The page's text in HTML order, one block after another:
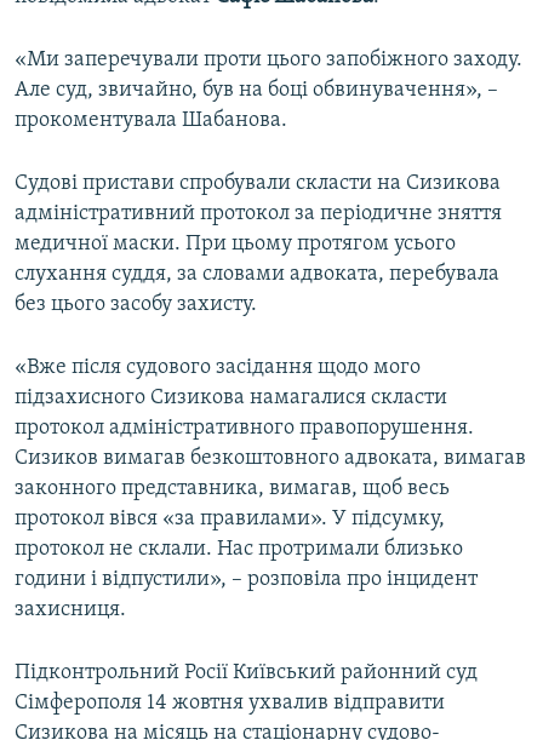
«Ми заперечували проти цього запобіжного заходу.
Але суд, звичайно, був на боці обвинувачення», –
прокоментувала Шабанова.
Судові пристави спробували скласти на Сизикова
адміністративний протокол за періодичне зняття
медичної маски. При цьому протягом усього
слухання суддя, за словами адвоката, перебувала
без цього засобу захисту.
«Вже після судового засідання щодо мого
підзахисного Сизикова намагалися скласти
протокол адміністративного правопорушення.
Сизиков вимагав безкоштовного адвоката, вимагав
законного представника, вимагав, щоб весь
протокол вівся «за правилами». У підсумку,
протокол не склали. Нас протримали близько
години і відпустили», – розповіла про інцидент
захисниця.
Підконтрольний Росії Київський районний суд
Сімферополя 14 жовтня ухвалив відправити
Сизикова на місяць на стаціонарну судово-